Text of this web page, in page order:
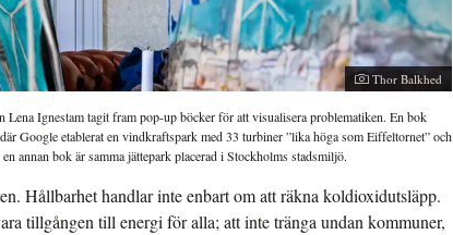
Thor Balkhed
Lena Ignestam tagit fram pop-up böcker för att visualisera problematiken. En bok
Google etablerat en vindkraftspark med 33 turbiner ”lika höga som Eiffeltornet” och
annan bok är samma jättepark placerad i Stockholms stadsmiljö.
Hållbarhet handlar inte enbart om att räkna koldioxidutsläpp.
tillgången till energi för alla; att inte tränga undan kommuner,